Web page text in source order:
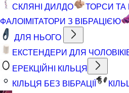
СКЛЯНІ ДИЛДО
ТОРСИ ТА
ФАЛОІМІТАТОРИ З ВІБРАЦІЄЮ
ДЛЯ НЬОГО
ЕКСТЕНДЕРИ ДЛЯ
ЕРЕКЦІЙНІ КІЛЬЦЯ
КІЛЬЦЯ БЕЗ ВІБРАЦІЇ